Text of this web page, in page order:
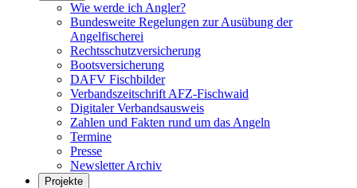
Wie werde ich Angler?
Bundesweite Regelungen zur Ausübung der
Angelfischerei
Rechtsschutzversicherung
Bootsversicherung
DAFV Fischbilder
Verbandszeitschrift AFZ-Fischwaid
Digitaler Verbandsausweis
Zahlen und Fakten rund um das Angeln
Termine
Presse
Newsletter Archiv
Projekte